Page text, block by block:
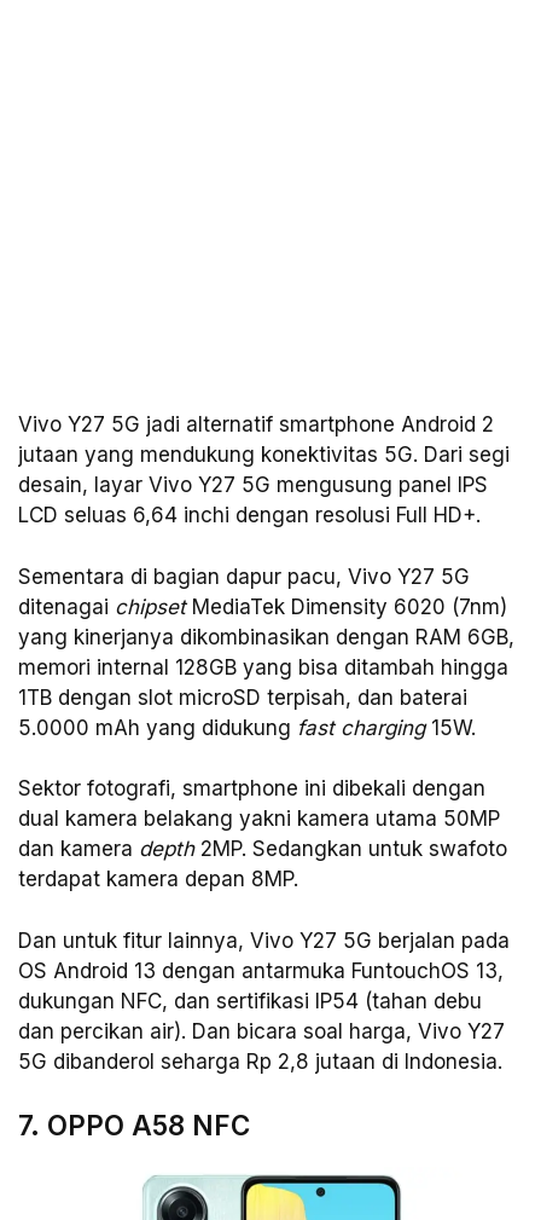
Vivo Y27 5G jadi alternatif smartphone Android 2
jutaan yang mendukung konektivitas 5G. Dari segi
desain, layar Vivo Y27 5G mengusung panel IPS
LCD seluas 6,64 inchi dengan resolusi Full HD+.
Sementara di bagian dapur pacu, Vivo Y27 5G
ditenagai chipsetMediaTek Dimensity 6020 (7nm)
yang kinerjanya dikombinasikan dengan RAM 6GB,
memori internal 128GB yang bisa ditambah hingga
1TB dengan slot microSD terpisah, dan baterai
5.0000 mAh yang didukung fast charging15W.
Sektor fotografi, smartphone ini dibekali dengan
dual kamera belakang yakni kamera utama 50MP
dan kamera depth2MP. Sedangkan untuk swafoto
terdapat kamera depan 8MP.
Dan untuk fitur lainnya, Vivo Y27 5G berjalan pada
OS Android 13 dengan antarmuka FuntouchOS 13,
dukungan NFC, dan sertifikasi IP54 (tahan debu
dan percikan air). Dan bicara soal harga, Vivo Y27
5G dibanderol seharga Rp 2,8 jutaan di Indonesia.
7. OPPO A58 NFC